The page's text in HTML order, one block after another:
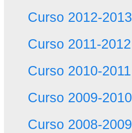
Curso 2012-2013
Curso 2011-2012
Curso 2010-2011
Curso 2009-2010
Curso 2008-2009